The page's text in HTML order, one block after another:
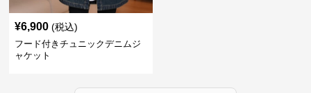
¥6,900 (税込)
フード付きチュニックデニムジ
ャケット